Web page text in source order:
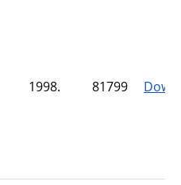
1998. 81799